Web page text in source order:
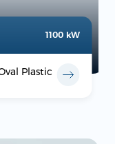
1100 kW
Plastic